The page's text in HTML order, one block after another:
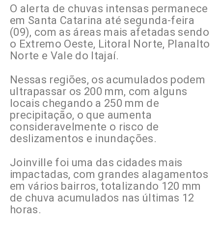
O alerta de chuvas intensas permanece
em Santa Catarina até segunda-feira
(09), com as áreas mais afetadas sendo
o Extremo Oeste, Litoral Norte, Planalto
Norte e Vale do Itajaí.
Nessas regiões, os acumulados podem
ultrapassar os 200 mm, com alguns
locais chegando a 250 mm de
precipitação, o que aumenta
consideravelmente o risco de
deslizamentos e inundações.
Joinville foi uma das cidades mais
impactadas, com grandes alagamentos
em vários bairros, totalizando 120 mm
de chuva acumulados nas últimas 12
horas.